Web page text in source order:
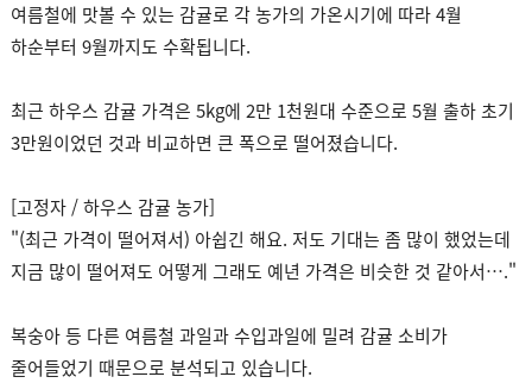
여름철에 맛볼 수 있는 감귤로 각 농가의 가온시기에 따라 4월
하순부터 9월까지도 수확됩니다.
최근 하우스 감귤 가격은 5kg에 2만 1천원대 수준으로 5월 출하 초기
3만원이었던 것과 비교하면 큰 폭으로 떨어졌습니다.
[고정자 / 하우스 감귤 농가]
"(최근 가격이 떨어져서) 아쉽긴 해요. 저도 기대는 좀 많이 했었는데
지금 많이 떨어져도 어떻게 그래도 예년 가격은 비슷한 것 같아서…."
복숭아 등 다른 여름철 과일과 수입과일에 밀려 감귤 소비가
줄어들었기 때문으로 분석되고 있습니다.